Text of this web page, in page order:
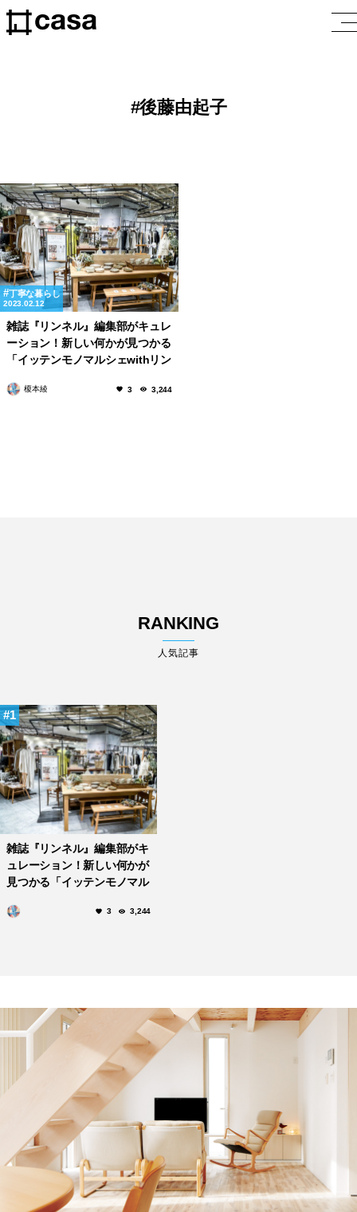
後藤由起子
丁寧な暮らし
2023.02.12
雑誌『リンネル』編集部がキュレ
ーション！新しい何かが見つかる
「イッテンモノマルシェwithリン
榎本綾 3 3,244
RANKING
人気記事
1
雑誌『リンネル』編集部がキ
ュレーション！新しい何かが
見つかる「イッテンモノマル
3 3,244